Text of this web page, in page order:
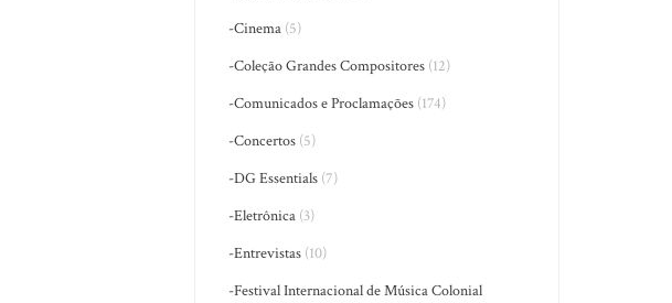
-Cinema (5)
-Coleção Grandes Compositores (12)
-Comunicados e Proclamações (174)
-Concertos (5)
-DG Essentials (7)
-Eletrônica (3)
-Entrevistas (10)
-Festival Internacional de Música Colonial